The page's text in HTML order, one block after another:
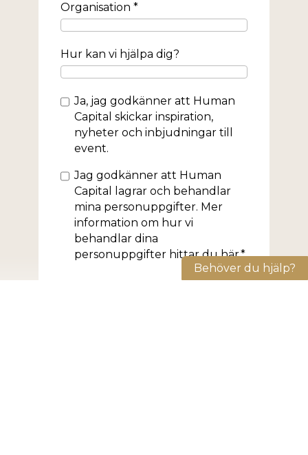
Organisation *
Hur kan vi hjälpa dig?
Samtycke
Ja, jag godkänner att Human
Capital skickar inspiration,
nyheter och inbjudningar till
event.
Samtycke
Jag godkänner att Human
Capital lagrar och behandlar
mina personuppgifter. Mer
information om hur vi
behandlar dina
personuppgifter hittar duhär.*
Behöver du hjälp?